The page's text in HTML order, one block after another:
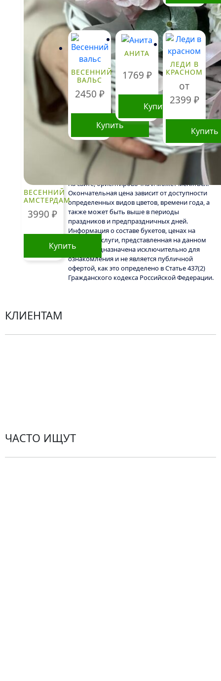
ВЕСЕННИЙ
АМСТЕРДАМ
3990 ₽
Купить
ВЕСЕННИЙ
ВАЛЬС
2450 ₽
Купить
АНИТА
1769 ₽
Купить
ЛЕДИ В
КРАСНОМ
от
2399 ₽
Купить
Этот
товар
имеет
Опции
можно
выбрать
на
странице
товара.
Стоимость букетов и композиций, указанная
на сайте, ориентировочна и может меняться.
Окончательная цена зависит от доступности
определенных видов цветов, времени года, а
также может быть выше в периоды
праздников и предпраздничных дней.
Информация о составе букетов, ценах на
товары и услуги, представленная на данном
сайте, предназначена исключительно для
ознакомления и не является публичной
офертой, как это определено в Статье 437(2)
Гражданского кодекса Российской Федерации.
КЛИЕНТАМ
ЧАСТО ИЩУТ